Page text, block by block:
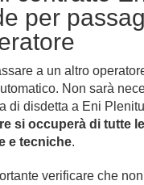
per
a un altro
Non sarà
di disdetta a Eni
si occuperà di tutte
e tecniche.
verificare che